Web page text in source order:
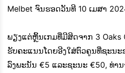
Melbet ຈົນຮອດວັນທີ 10 ເມສາ
ພຽງແຕ່ຫຼິ້ນເກມທີ່ມີສິດຈາກ 3 Oaks
ຮັບຄະແນນໂດຍອີງໃສ່ຕົວຄູນທີ່ຊະນະ
ລົງພະນັນ €5 ແລະຊະນະ €50, ທ່າ